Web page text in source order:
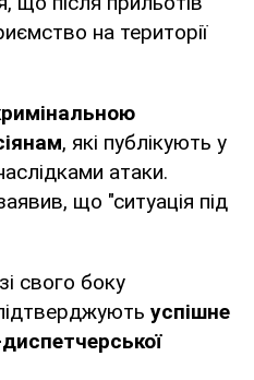
на території
, які публікують у
атаки.
що "ситуація під
свого боку
успішне